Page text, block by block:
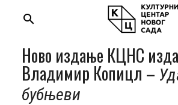
search
Ново издање КЦНС
Владимир Копицл –
бубњеви